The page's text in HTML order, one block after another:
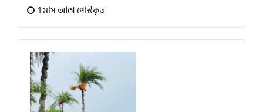
1 মাস আগে পোস্টকৃত